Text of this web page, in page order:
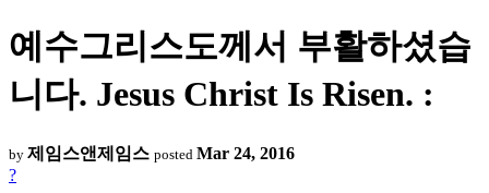
예수그리스도께서 부활하셨습
니다. Jesus Christ Is Risen. :
by 제임스앤제임스 posted Mar 24, 2016
?